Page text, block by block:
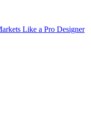
Like a Pro Designer